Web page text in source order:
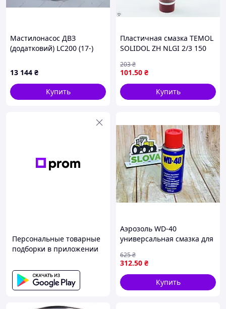
Мастилонасос ДВЗ
(додатковий) LC200 (17-)
13 144 ₴
Купить
Пластичная смазка TEMOL
SOLIDOL ZH NLGI 2/3 150
механизмов и узлов
101.50 ₴
203₴
Купить
Персональные товарные
подборки в приложении
Аэрозоль WD-40
универсальная смазка для
механизмами и
поверхностями 100 мл
312.50 ₴
625₴
Купить